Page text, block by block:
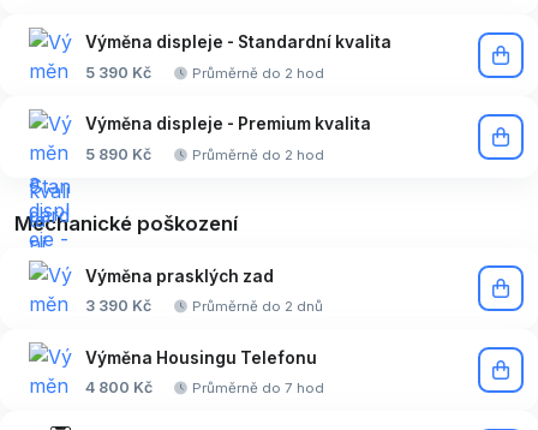
Výměna displeje - Standardní kvalita
5 390 Kč Průměrně do 2 hod
Výměna displeje - Premium kvalita
5 890 Kč Průměrně do 2 hod
Mechanické poškození
Výměna prasklých zad
3 390 Kč Průměrně do 2 dnů
Výměna Housingu Telefonu
4 800 Kč Průměrně do 7 hod